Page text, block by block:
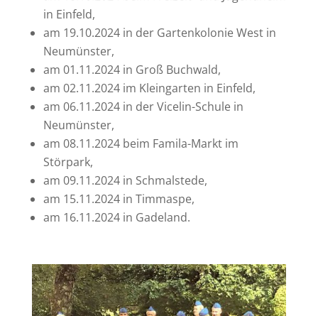
in Einfeld,
am 19.10.2024 in der Gartenkolonie West in
Neumünster,
am 01.11.2024 in Groß Buchwald,
am 02.11.2024 im Kleingarten in Einfeld,
am 06.11.2024 in der Vicelin-Schule in
Neumünster,
am 08.11.2024 beim Famila-Markt im
Störpark,
am 09.11.2024 in Schmalstede,
am 15.11.2024 in Timmaspe,
am 16.11.2024 in Gadeland.